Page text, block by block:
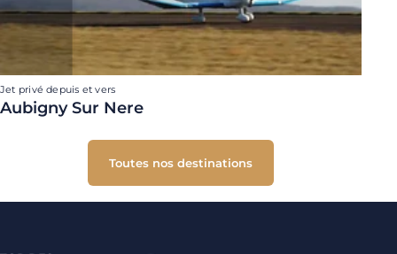
Jet privé depuis et vers
Aubigny Sur Nere
Toutes nos destinations